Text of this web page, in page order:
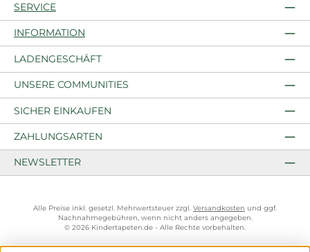
SERVICE
INFORMATION
LADENGESCHÄFT
UNSERE COMMUNITIES
SICHER EINKAUFEN
ZAHLUNGSARTEN
NEWSLETTER
Alle Preise inkl. gesetzl. Mehrwertsteuer zzgl. Versandkosten und ggf.
Nachnahmegebühren, wenn nicht anders angegeben.
© 2026 Kindertapeten.de - Alle Rechte vorbehalten.